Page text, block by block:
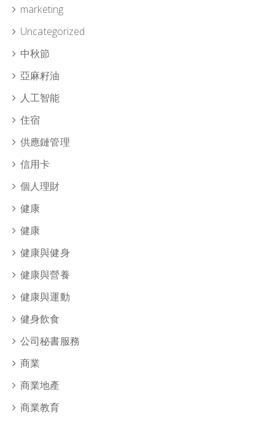
marketing
Uncategorized
中秋節
亞麻籽油
人工智能
住宿
供應鏈管理
信用卡
個人理財
健康
健康
健康與健身
健康與營養
健康與運動
健身飲食
公司秘書服務
商業
商業地產
商業教育